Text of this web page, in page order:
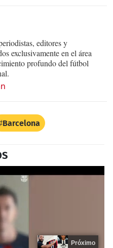
editores y
exclusivamente en el área
profundo del fútbol
Barcelona
Próximo